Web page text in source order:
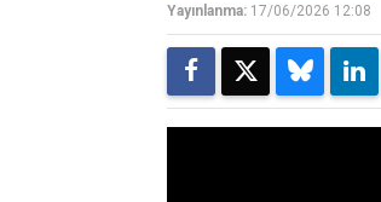
Yayınlanma: 17/06/2026 12:08